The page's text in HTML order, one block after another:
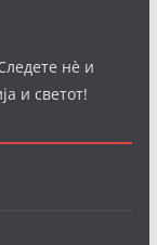
нè и
и светот!